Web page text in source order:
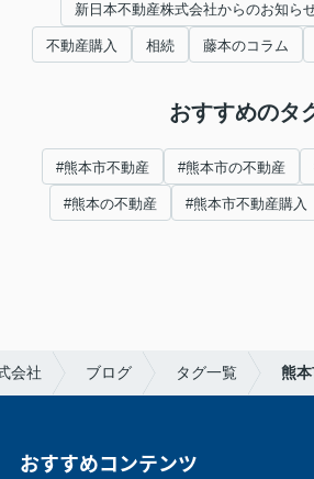
新日本不動産株式会社からのお知ら
不動産購入 相続 藤本のコラム
おすすめのタ
#熊本市不動産 #熊本市の不動産
#熊本の不動産 #熊本市不動産購入
会社 ブログ タグ一覧 熊
おすすめコンテンツ